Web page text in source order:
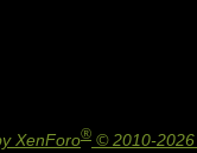
XenForo® © 2010-2026